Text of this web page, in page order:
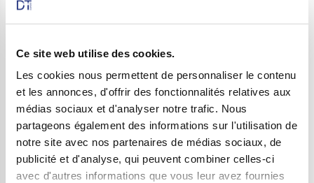
Ce site web utilise des cookies.
Les cookies nous permettent de personnaliser le contenu
et les annonces, d'offrir des fonctionnalités relatives aux
médias sociaux et d'analyser notre trafic. Nous
partageons également des informations sur l'utilisation de
notre site avec nos partenaires de médias sociaux, de
publicité et d'analyse, qui peuvent combiner celles-ci
avec d'autres informations que vous leur avez fournies
quelques jours en abordant le sujet Apple, il m’a
peut incarner le déclin dans toute sa…
Commencer le cours
Continuer
Consulter les résultats